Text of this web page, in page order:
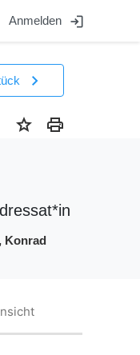
Anmelden login
chevron_right
star print
Konrad